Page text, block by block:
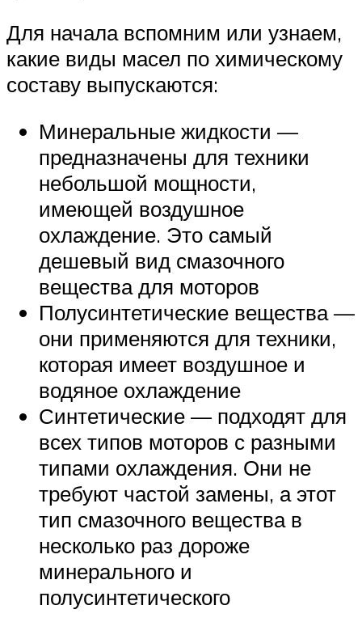
Для начала вспомним или узнаем,
какие виды масел по химическому
составу выпускаются:
Минеральные жидкости —
предназначены для техники
небольшой мощности,
имеющей воздушное
охлаждение. Это самый
дешевый вид смазочного
вещества для моторов
Полусинтетические вещества —
они применяются для техники,
которая имеет воздушное и
водяное охлаждение
Синтетические — подходят для
всех типов моторов с разными
типами охлаждения. Они не
требуют частой замены, а этот
тип смазочного вещества в
несколько раз дороже
минерального и
полусинтетического